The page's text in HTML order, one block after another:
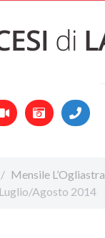
Mensile L’Ogliastra
Luglio/Agosto 2014